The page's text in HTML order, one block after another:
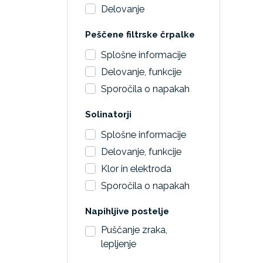
Delovanje
Peščene filtrske črpalke
Splošne informacije
Delovanje, funkcije
Sporočila o napakah
Solinatorji
Splošne informacije
Delovanje, funkcije
Klor in elektroda
Sporočila o napakah
Napihljive postelje
Puščanje zraka,
lepljenje